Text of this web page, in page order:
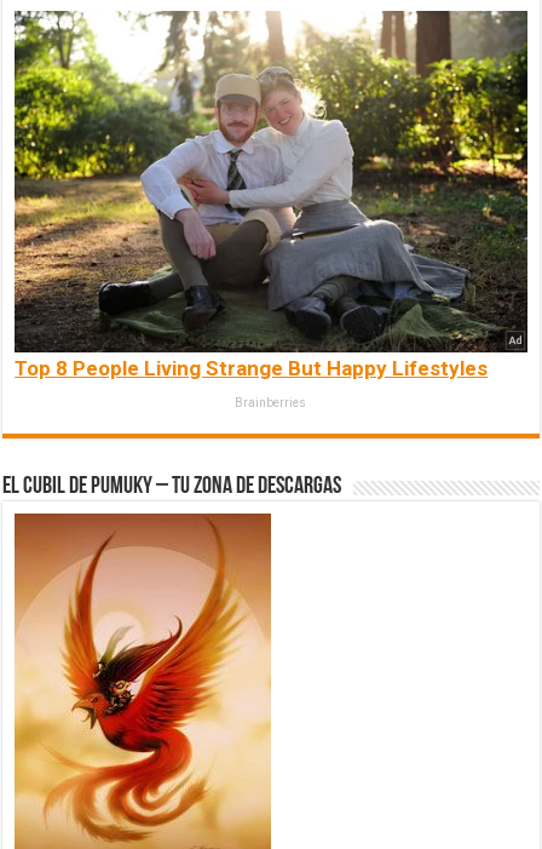
Top 8 People Living Strange But Happy Lifestyles
Brainberries
El Cubil de Pumuky – Tu zona de Descargas